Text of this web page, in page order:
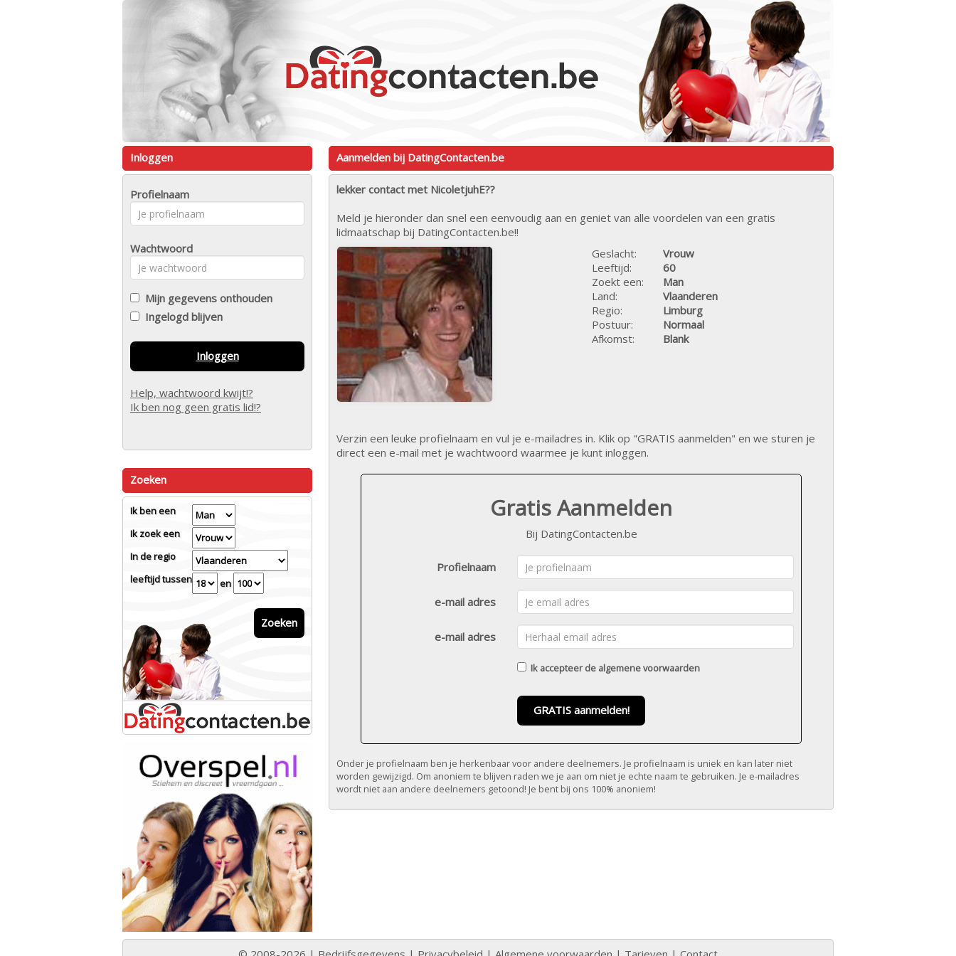
Aanmelden bij DatingContacten.be
lekker contact met NicoletjuhE??
Meld je hieronder dan snel een eenvoudig aan en geniet van alle voordelen van een gratis
lidmaatschap bij DatingContacten.be!!
Geslacht:
Vrouw
Leeftijd:
60
Zoekt een:
Man
Land:
Vlaanderen
Regio:
Limburg
Postuur:
Normaal
Afkomst:
Blank
Verzin een leuke profielnaam en vul je e-mailadres in. Klik op "GRATIS aanmelden" en we sturen je
direct een e-mail met je wachtwoord waarmee je kunt inloggen.
Gratis Aanmelden
Bij DatingContacten.be
Profielnaam
e-mail adres
e-mail adres
Ik accepteer de algemene voorwaarden
GRATIS aanmelden!
Onder je profielnaam ben je herkenbaar voor andere deelnemers. Je profielnaam is uniek en kan later niet
worden gewijzigd. Om anoniem te blijven raden we je aan om niet je echte naam te gebruiken. Je e-mailadres
wordt niet aan andere deelnemers getoond! Je bent bij ons 100% anoniem!
Inloggen
Profielnaam
Wachtwoord
Mijn gegevens onthouden
Ingelogd blijven
Inloggen
Help, wachtwoord kwijt!?
Ik ben nog geen gratis lid!?
Zoeken
Ik ben een
Ik zoek een
In de regio
leeftijd tussen
en
Zoeken